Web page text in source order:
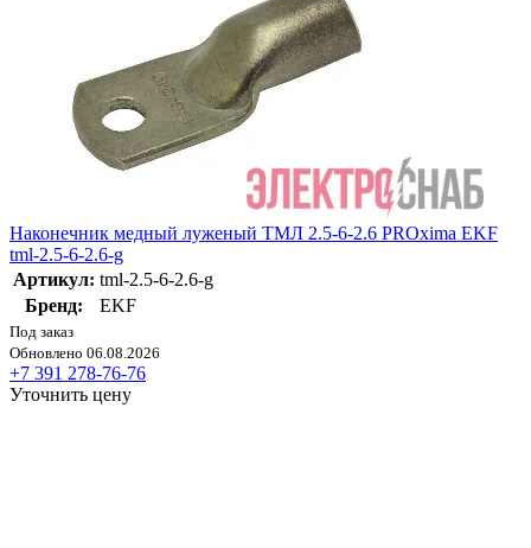
Наконечник медный луженый ТМЛ 2.5-6-2.6 PROxima EKF
tml-2.5-6-2.6-g
Артикул: tml-2.5-6-2.6-g
Бренд:
EKF
Под заказ
Обновлено 06.08.2026
+7 391 278-76-76
Уточнить цену